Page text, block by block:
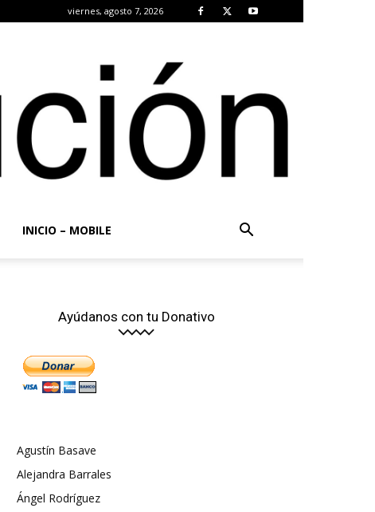
viernes, agosto 7, 2026
INICIO – MOBILE
Ayúdanos con tu Donativo
Agustín Basave
Alejandra Barrales
Ángel Rodríguez